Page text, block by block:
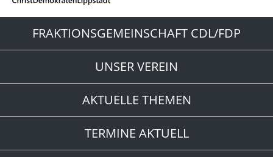
FRAKTIONSGEMEINSCHAFT CDL/FDP
UNSER VEREIN
AKTUELLE THEMEN
TERMINE AKTUELL